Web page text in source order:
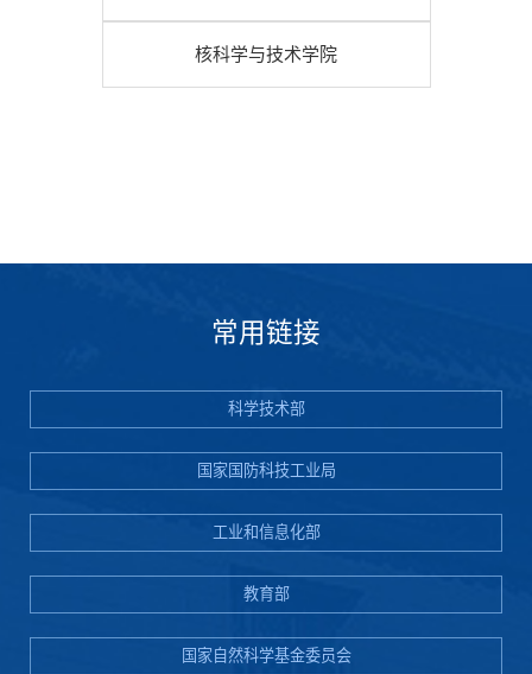
核科学与技术学院
常用链接
科学技术部
国家国防科技工业局
工业和信息化部
教育部
国家自然科学基金委员会